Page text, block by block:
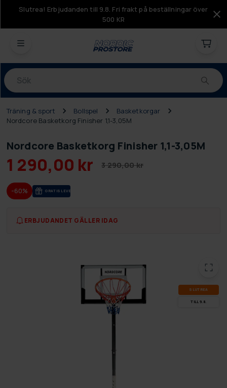
Slutrea! Erbjudanden till 9.8. Fri frakt på beställningar över
500 KR
Produkter
Träning & sport Bollspel
Basketkorgar
Nordcore Basketkorg Finisher 1,1-3,05M
Nordcore Basketkorg Finisher 1,1-3,05M
1 290,00 kr 3 290,00 kr
-60% GRA­TIS LE­VE­RANS
ERBJUDANDET GÄLLER IDAG
SLUT­REA
TILL 9.8.